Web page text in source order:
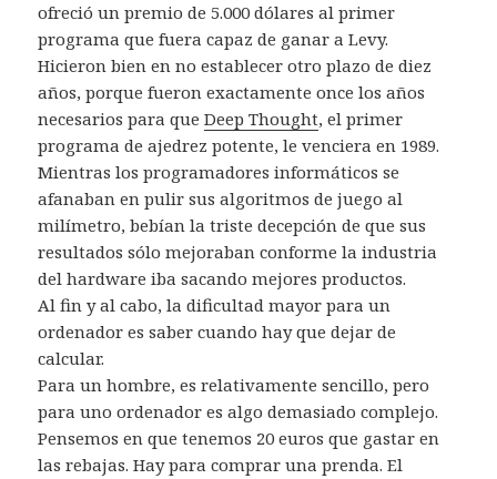
ofreció un premio de 5.000 dólares al primer
programa que fuera capaz de ganar a Levy.
Hicieron bien en no establecer otro plazo de diez
años, porque fueron exactamente once los años
necesarios para queDeep Thought, el primer
programa de ajedrez potente, le venciera en 1989.
Mientras los programadores informáticos se
afanaban en pulir sus algoritmos de juego al
milímetro, bebían la triste decepción de que sus
resultados sólo mejoraban conforme la industria
del hardware iba sacando mejores productos.
Al fin y al cabo, la dificultad mayor para un
ordenador es saber cuando hay que dejar de
calcular.
Para un hombre, es relativamente sencillo, pero
para uno ordenador es algo demasiado complejo.
Pensemos en que tenemos 20 euros que gastar en
las rebajas. Hay para comprar una prenda. El